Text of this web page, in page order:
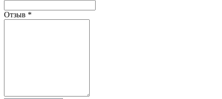
Отзыв *